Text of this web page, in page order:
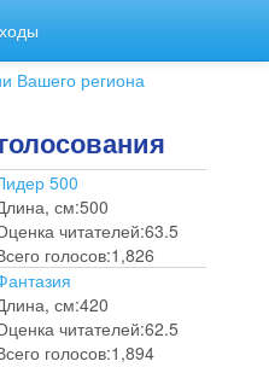
500
см:500
читателей:63.5
голосов:1,826
см:420
читателей:62.5
голосов:1,894